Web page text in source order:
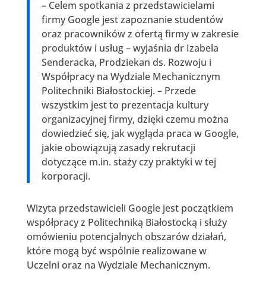
– Celem spotkania z przedstawicielami
firmy Google jest zapoznanie studentów
oraz pracowników z ofertą firmy w zakresie
produktów i usług – wyjaśnia dr Izabela
Senderacka, Prodziekan ds. Rozwoju i
Współpracy na Wydziale Mechanicznym
Politechniki Białostockiej. – Przede
wszystkim jest to prezentacja kultury
organizacyjnej firmy, dzięki czemu można
dowiedzieć się, jak wygląda praca w Google,
jakie obowiązują zasady rekrutacji
dotyczące m.in. staży czy praktyki w tej
korporacji.
Wizyta przedstawicieli Google jest początkiem
współpracy z Politechniką Białostocką i służy
omówieniu potencjalnych obszarów działań,
które mogą być wspólnie realizowane w
Uczelni oraz na Wydziale Mechanicznym.